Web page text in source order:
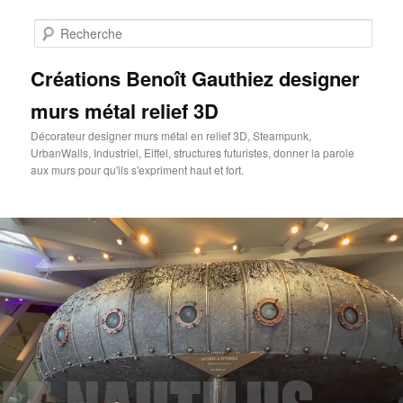
contenu
Créations Benoît Gauthiez designer
murs métal relief 3D
Décorateur designer murs métal en relief 3D, Steampunk,
UrbanWalls, Industriel, Eiffel, structures futuristes, donner la parole
aux murs pour qu'ils s'expriment haut et fort.